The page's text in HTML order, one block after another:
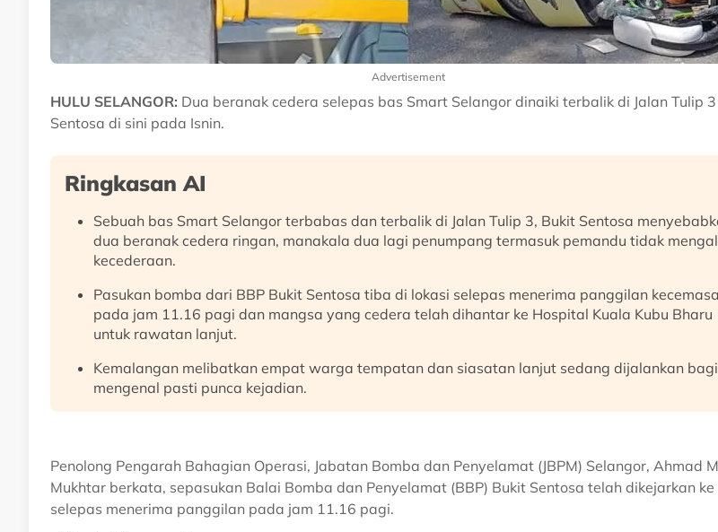
Advertisement
HULU SELANGOR: Dua beranak cedera selepas bas Smart Selangor dinaiki terbalik di Jalan Tulip
Sentosa di sini pada Isnin.
Ringkasan AI
Sebuah bas Smart Selangor terbabas dan terbalik di Jalan Tulip 3, Bukit Sentosa
dua beranak cedera ringan, manakala dua lagi penumpang termasuk pemandu tidak
kecederaan.
Pasukan bomba dari BBP Bukit Sentosa tiba di lokasi selepas menerima panggilan
pada jam 11.16 pagi dan mangsa yang cedera telah dihantar ke Hospital Kuala Kubu Bharu
untuk rawatan lanjut.
Kemalangan melibatkan empat warga tempatan dan siasatan lanjut sedang dijalankan bagi
mengenal pasti punca kejadian.
Penolong Pengarah Bahagian Operasi, Jabatan Bomba dan Penyelamat (JBPM) Selangor, Ahmad
Mukhtar berkata, sepasukan Balai Bomba dan Penyelamat (BBP) Bukit Sentosa telah dikejarkan ke
selepas menerima panggilan pada jam 11.16 pagi.